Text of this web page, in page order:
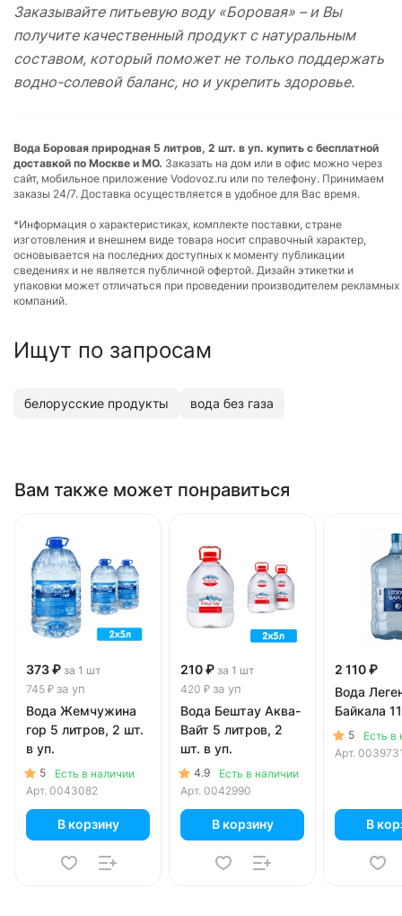
Заказывайте питьевую воду «Боровая» – и Вы
получите качественный продукт с натуральным
составом, который поможет не только поддержать
водно-солевой баланс, но и укрепить здоровье.
Вода Боровая природная 5 литров, 2 шт. в уп. купить с бесплатной
доставкой по Москве и МО. Заказать на дом или в офис можно через
сайт, мобильное приложение Vodovoz.ru или по телефону. Принимаем
заказы 24/7. Доставка осуществляется в удобное для Вас время.
*Информация о характеристиках, комплекте поставки, стране
изготовления и внешнем виде товара носит справочный характер,
основывается на последних доступных к моменту публикации
сведениях и не является публичной офертой. Дизайн этикетки и
упаковки может отличаться при проведении производителем рекламных
компаний.
Ищут по запросам
белорусские продукты вода без газа
Вам также может понравиться
373 ₽ за 1 шт
745 ₽ за уп
Вода Жемчужина
гор 5 литров, 2 шт.
в уп.
5
Есть в наличии
Арт. 0043082
В корзину
210 ₽ за 1 шт
420 ₽ за уп
Вода Бештау Аква-
Вайт 5 литров, 2
шт. в уп.
4.9
Есть в наличии
Арт. 0042990
В корзину
2 110 ₽
Вода
Байкала
5
Есть в
Арт.
В